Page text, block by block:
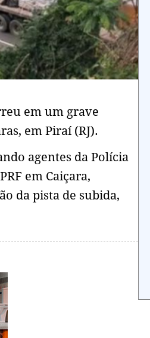
em um grave
em Piraí (RJ).
agentes da Polícia
em Caiçara,
da pista de subida,